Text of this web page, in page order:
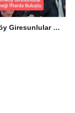
Hadımköy Giresunlular Derneği İftarda Buluştu